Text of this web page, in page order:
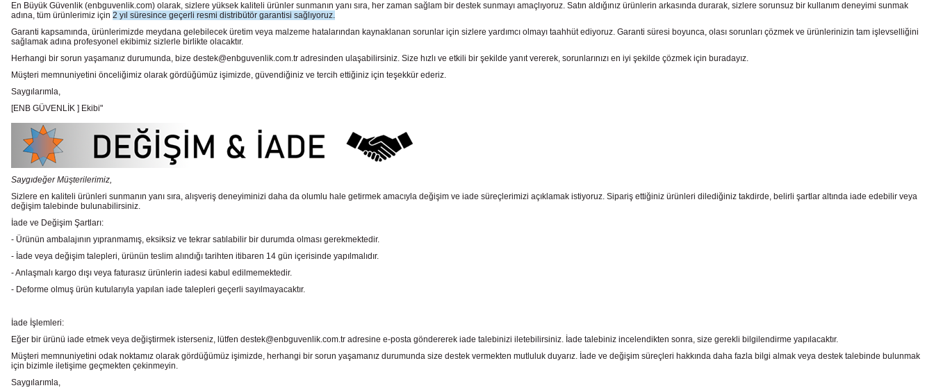
En Büyük Güvenlik (enbguvenlik.com) olarak, sizlere yüksek kaliteli ürünler sunmanın yanı sıra, her zaman sağlam bir destek sunmayı amaçlıyoruz. Satın aldığınız ürünlerin arkasında durarak, sizlere sorunsuz bir kullanım deneyimi sunmak
adına, tüm ürünlerimiz için 2 yıl süresince geçerli resmi distribütör garantisi sağlıyoruz.
Garanti kapsamında, ürünlerimizde meydana gelebilecek üretim veya malzeme hatalarından kaynaklanan sorunlar için sizlere yardımcı olmayı taahhüt ediyoruz. Garanti süresi boyunca, olası sorunları çözmek ve ürünlerinizin tam işlevselliğini
sağlamak adına profesyonel ekibimiz sizlerle birlikte olacaktır.
Herhangi bir sorun yaşamanız durumunda, bize destek@enbguvenlik.com.tr adresinden ulaşabilirsiniz. Size hızlı ve etkili bir şekilde yanıt vererek, sorunlarınızı en iyi şekilde çözmek için buradayız.
Müşteri memnuniyetini önceliğimiz olarak gördüğümüz işimizde, güvendiğiniz ve tercih ettiğiniz için teşekkür ederiz.
Saygılarımla,
[ENB GÜVENLİK ] Ekibi"
Saygıdeğer Müşterilerimiz,
Sizlere en kaliteli ürünleri sunmanın yanı sıra, alışveriş deneyiminizi daha da olumlu hale getirmek amacıyla değişim ve iade süreçlerimizi açıklamak istiyoruz. Sipariş ettiğiniz ürünleri dilediğiniz takdirde, belirli şartlar altında iade edebilir veya
değişim talebinde bulunabilirsiniz.
İade ve Değişim Şartları:
- Ürünün ambalajının yıpranmamış, eksiksiz ve tekrar satılabilir bir durumda olması gerekmektedir.
- İade veya değişim talepleri, ürünün teslim alındığı tarihten itibaren 14 gün içerisinde yapılmalıdır.
- Anlaşmalı kargo dışı veya faturasız ürünlerin iadesi kabul edilmemektedir.
- Deforme olmuş ürün kutularıyla yapılan iade talepleri geçerli sayılmayacaktır.
İade İşlemleri:
Eğer bir ürünü iade etmek veya değiştirmek isterseniz, lütfen destek@enbguvenlik.com.tr adresine e-posta göndererek iade talebinizi iletebilirsiniz. İade talebiniz incelendikten sonra, size gerekli bilgilendirme yapılacaktır.
Müşteri memnuniyetini odak noktamız olarak gördüğümüz işimizde, herhangi bir sorun yaşamanız durumunda size destek vermekten mutluluk duyarız. İade ve değişim süreçleri hakkında daha fazla bilgi almak veya destek talebinde bulunmak
için bizimle iletişime geçmekten çekinmeyin.
Saygılarımla,